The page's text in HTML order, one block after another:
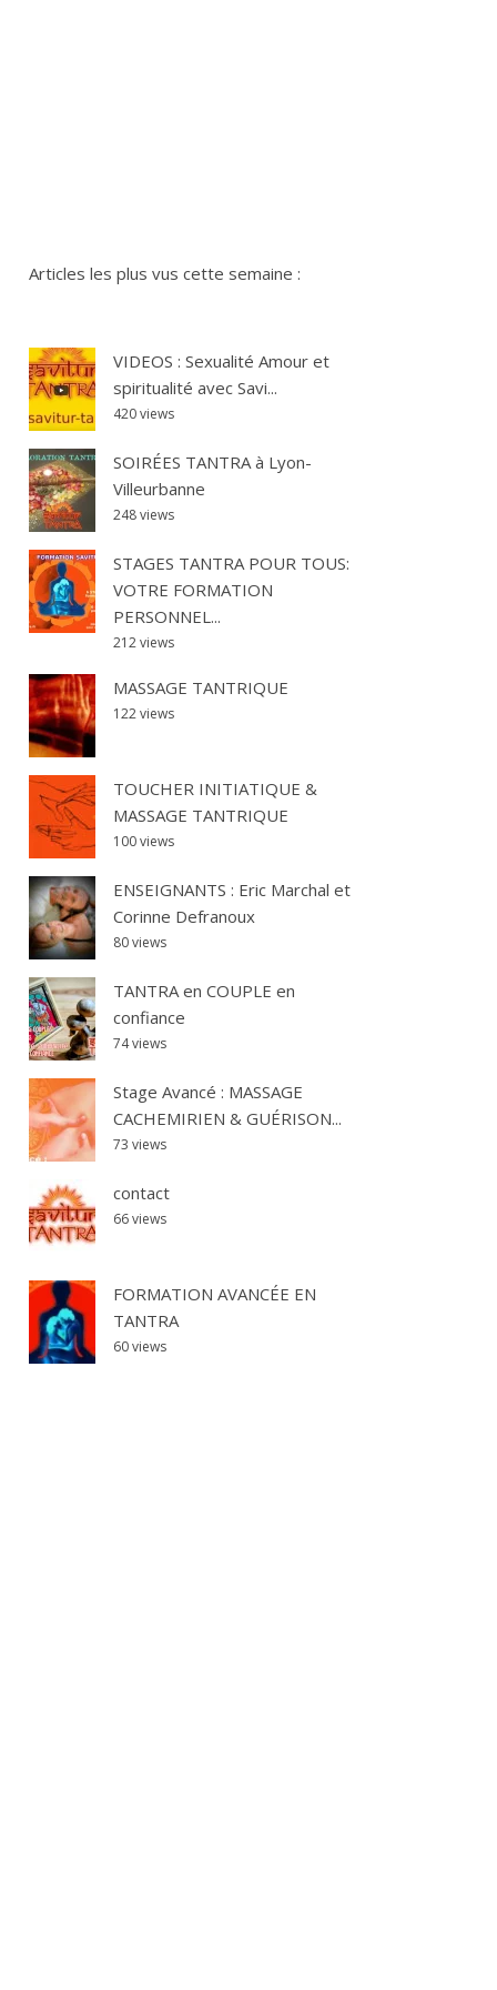
Articles les plus vus cette semaine :
VIDEOS : Sexualité Amour et
spiritualité avec Savi...
420 views
SOIRÉES TANTRA à Lyon-
Villeurbanne
248 views
STAGES TANTRA POUR TOUS:
VOTRE FORMATION
PERSONNEL...
212 views
MASSAGE TANTRIQUE
122 views
TOUCHER INITIATIQUE &
MASSAGE TANTRIQUE
100 views
ENSEIGNANTS : Eric Marchal et
Corinne Defranoux
80 views
TANTRA en COUPLE en
confiance
74 views
Stage Avancé : MASSAGE
CACHEMIRIEN & GUÉRISON...
73 views
contact
66 views
FORMATION AVANCÉE EN
TANTRA
60 views